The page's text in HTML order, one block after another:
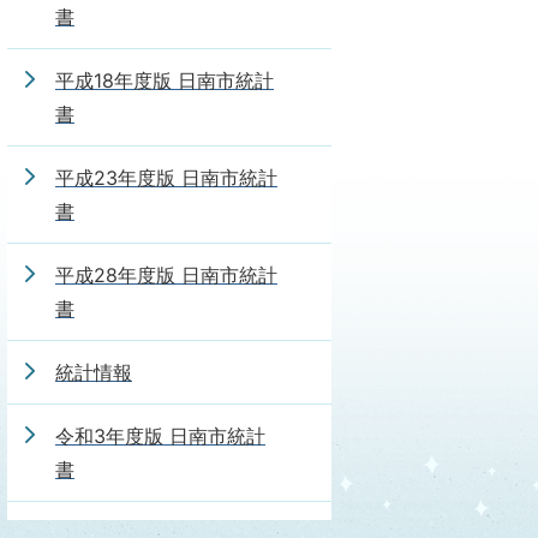
書
平成18年度版 日南市統計
書
平成23年度版 日南市統計
書
平成28年度版 日南市統計
書
統計情報
令和3年度版 日南市統計
書